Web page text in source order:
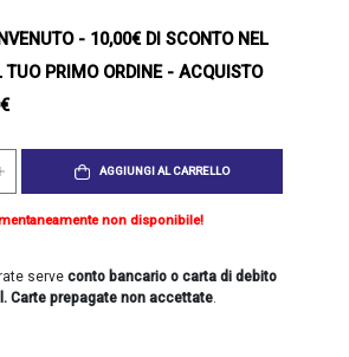
- 10,00€ DI SCONTO NEL
TUO PRIMO ORDINE - ACQUISTO
AGGIUNGI AL CARRELLO
non disponibile!
serveconto bancario o carta di debito
Carte prepagate non accettate.